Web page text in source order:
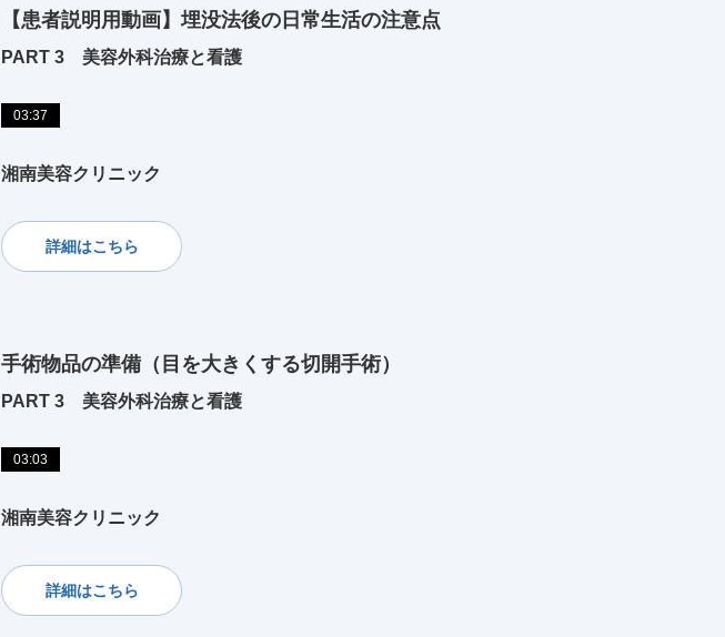
【患者説明用動画】埋没法後の日常生活の注意点
PART 3 美容外科治療と看護
03:37
湘南美容クリニック
詳細はこちら
手術物品の準備（目を大きくする切開手術）
PART 3 美容外科治療と看護
03:03
湘南美容クリニック
詳細はこちら